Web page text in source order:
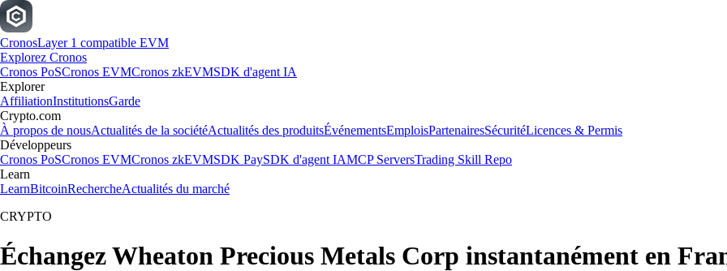
CronosLayer 1 compatible EVM
Explorez Cronos
Cronos PoSCronos EVMCronos zkEVMSDK d'agent IA
Explorer
AffiliationInstitutionsGarde
Crypto.com
À propos de nousActualités de la sociétéActualités des produitsÉvénementsEmploisPartenairesSécuritéLicences & Permis
Développeurs
Cronos PoSCronos EVMCronos zkEVMSDK PaySDK d'agent IAMCP ServersTrading Skill Repo
Learn
LearnBitcoinRechercheActualités du marché
CRYPTO
Échangez Wheaton Precious Metals Corp instantanément en